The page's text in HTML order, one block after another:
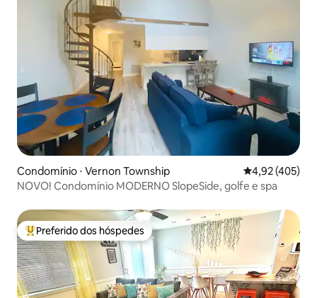
Condomínio ⋅ Vernon Township 4,92 de uma
4,92 (405)
NOVO! Condomínio MODERNO SlopeSide, golfe e spa
Entre os melhores preferidos dos hóspedes
Preferido dos hóspedes